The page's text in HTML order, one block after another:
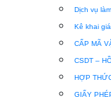
Dịch vụ
Kê khai
CẤP MÃ
CSDT –
HỢP
GIẤY